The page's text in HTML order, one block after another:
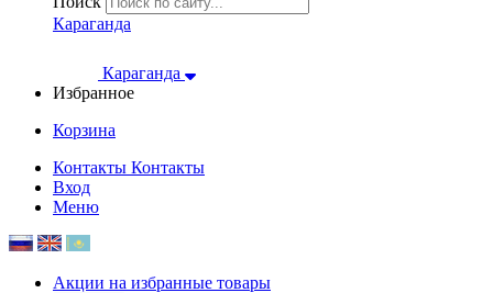
Караганда
Караганда
Избранное
Корзина
Контакты Контакты
Вход
Меню
Акции на избранные товары